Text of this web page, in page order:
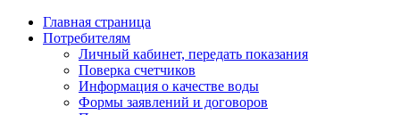
Главная страница
Потребителям
Личный кабинет, передать показания
Поверка счетчиков
Информация о качестве воды
Формы заявлений и договоров